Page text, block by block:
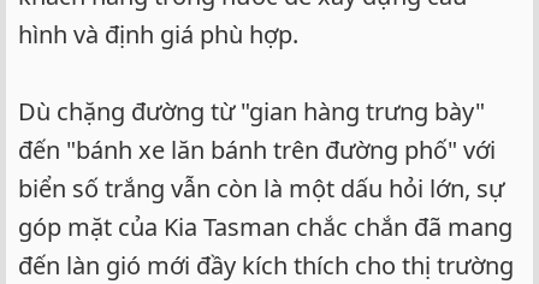
hình và định giá phù hợp.
Dù chặng đường từ "gian hàng trưng bày"
đến "bánh xe lăn bánh trên đường phố" với
biển số trắng vẫn còn là một dấu hỏi lớn, sự
góp mặt của Kia Tasman chắc chắn đã mang
đến làn gió mới đầy kích thích cho thị trường